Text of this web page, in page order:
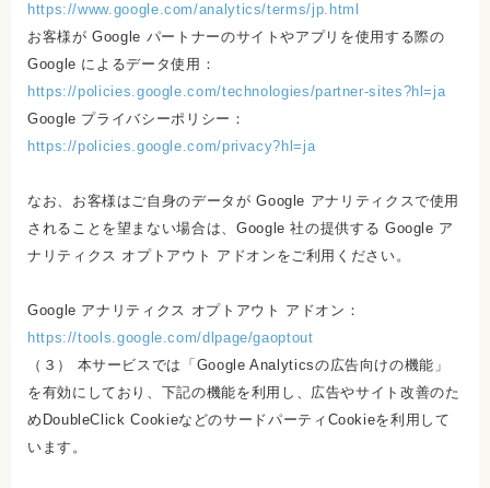
https://www.google.com/analytics/terms/jp.html
お客様が Google パートナーのサイトやアプリを使用する際の
Google によるデータ使用：
https://policies.google.com/technologies/partner-sites?hl=ja
Google プライバシーポリシー：
https://policies.google.com/privacy?hl=ja
なお、お客様はご自身のデータが Google アナリティクスで使用
されることを望まない場合は、Google 社の提供する Google ア
ナリティクス オプトアウト アドオンをご利用ください。
Google アナリティクス オプトアウト アドオン：
https://tools.google.com/dlpage/gaoptout
（３） 本サービスでは「Google Analyticsの広告向けの機能」
を有効にしており、下記の機能を利用し、広告やサイト改善のた
めDoubleClick CookieなどのサードパーティCookieを利用して
います。